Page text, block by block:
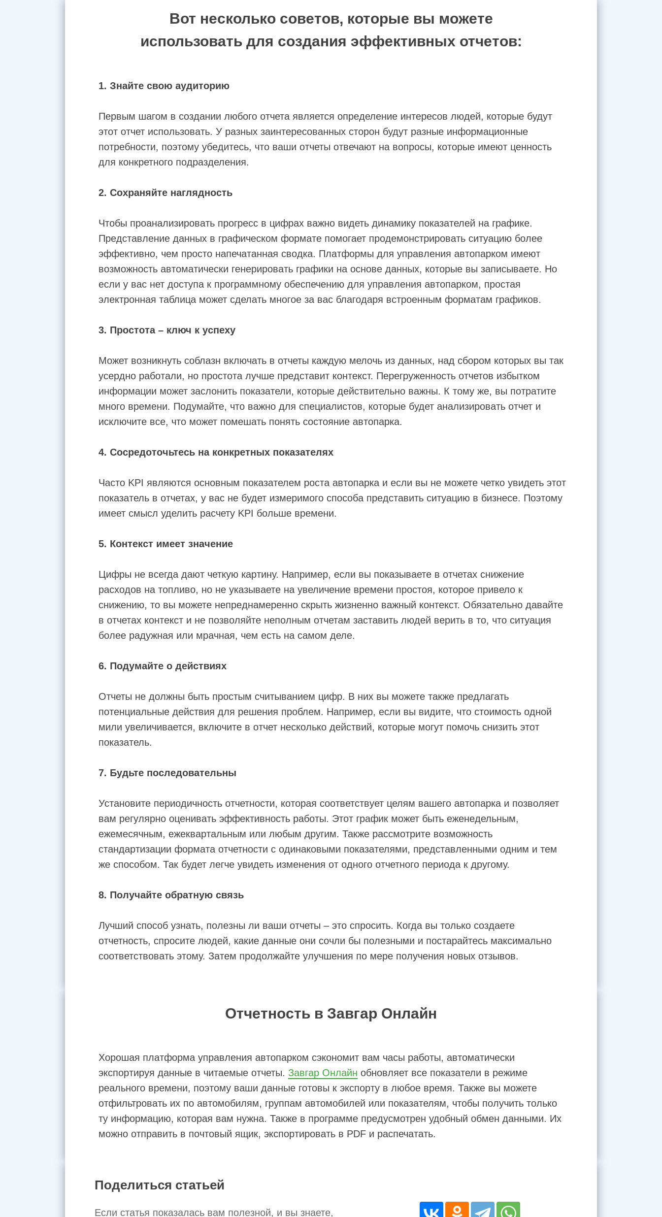
Вот несколько советов, которые вы можете
использовать для создания эффективных отчетов:
1. Знайте свою аудиторию
Первым шагом в создании любого отчета является определение интересов людей, которые будут
этот отчет использовать. У разных заинтересованных сторон будут разные информационные
потребности, поэтому убедитесь, что ваши отчеты отвечают на вопросы, которые имеют ценность
для конкретного подразделения.
2. Сохраняйте наглядность
Чтобы проанализировать прогресс в цифрах важно видеть динамику показателей на графике.
Представление данных в графическом формате помогает продемонстрировать ситуацию более
эффективно, чем просто напечатанная сводка. Платформы для управления автопарком имеют
возможность автоматически генерировать графики на основе данных, которые вы записываете. Но
если у вас нет доступа к программному обеспечению для управления автопарком, простая
электронная таблица может сделать многое за вас благодаря встроенным форматам графиков.
3. Простота – ключ к успеху
Может возникнуть соблазн включать в отчеты каждую мелочь из данных, над сбором которых вы так
усердно работали, но простота лучше представит контекст. Перегруженность отчетов избытком
информации может заслонить показатели, которые действительно важны. К тому же, вы потратите
много времени. Подумайте, что важно для специалистов, которые будет анализировать отчет и
исключите все, что может помешать понять состояние автопарка.
4. Сосредоточьтесь на конкретных показателях
Часто KPI являются основным показателем роста автопарка и если вы не можете четко увидеть этот
показатель в отчетах, у вас не будет измеримого способа представить ситуацию в бизнесе. Поэтому
имеет смысл уделить расчету KPI больше времени.
5. Контекст имеет значение
Цифры не всегда дают четкую картину. Например, если вы показываете в отчетах снижение
расходов на топливо, но не указываете на увеличение времени простоя, которое привело к
снижению, то вы можете непреднамеренно скрыть жизненно важный контекст. Обязательно давайте
в отчетах контекст и не позволяйте неполным отчетам заставить людей верить в то, что ситуация
более радужная или мрачная, чем есть на самом деле.
6. Подумайте о действиях
Отчеты не должны быть простым считыванием цифр. В них вы можете также предлагать
потенциальные действия для решения проблем. Например, если вы видите, что стоимость одной
мили увеличивается, включите в отчет несколько действий, которые могут помочь снизить этот
показатель.
7. Будьте последовательны
Установите периодичность отчетности, которая соответствует целям вашего автопарка и позволяет
вам регулярно оценивать эффективность работы. Этот график может быть еженедельным,
ежемесячным, ежеквартальным или любым другим. Также рассмотрите возможность
стандартизации формата отчетности с одинаковыми показателями, представленными одним и тем
же способом. Так будет легче увидеть изменения от одного отчетного периода к другому.
8. Получайте обратную связь
Лучший способ узнать, полезны ли ваши отчеты – это спросить. Когда вы только создаете
отчетность, спросите людей, какие данные они сочли бы полезными и постарайтесь максимально
соответствовать этому. Затем продолжайте улучшения по мере получения новых отзывов.
Хорошая платформа управления автопарком сэкономит вам часы работы, автоматически
экспортируя данные в читаемые отчеты. Завгар Онлайн обновляет все показатели в режиме
реального времени, поэтому ваши данные готовы к экспорту в любое время. Также вы можете
отфильтровать их по автомобилям, группам автомобилей или показателям, чтобы получить только
ту информацию, которая вам нужна. Также в программе предусмотрен удобный обмен данными. Их
можно отправить в почтовый ящик, экспортировать в PDF и распечатать.
Отчетность в Завгар Онлайн
Если статья показалась вам полезной, и вы знаете,
Поделиться статьей